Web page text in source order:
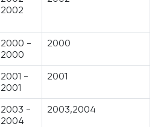
2002
2000 -
2000
2000
2001 -
2001
2001
2003 -
2004
2003,2004